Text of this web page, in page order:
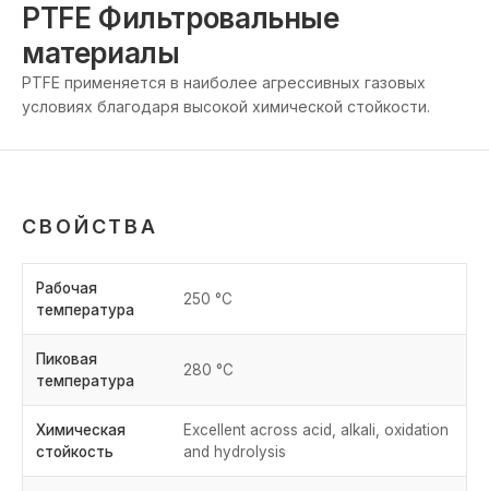
PTFE Фильтровальные
материалы
PTFE применяется в наиболее агрессивных газовых
условиях благодаря высокой химической стойкости.
СВОЙСТВА
Рабочая
температура
250 °C
Пиковая
температура
280 °C
Химическая
стойкость
Excellent across acid, alkali, oxidation
and hydrolysis